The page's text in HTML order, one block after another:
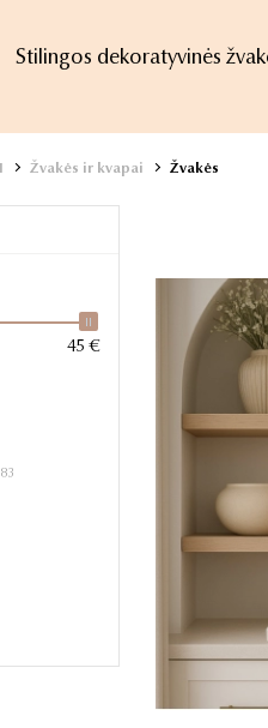
Stilingos dekoratyvinės
Žvakės ir kvapai Žvakės
45 €
83